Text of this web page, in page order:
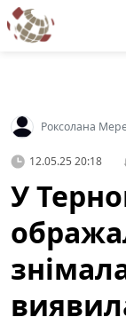
Роксолана
12.05.25 20:18
У